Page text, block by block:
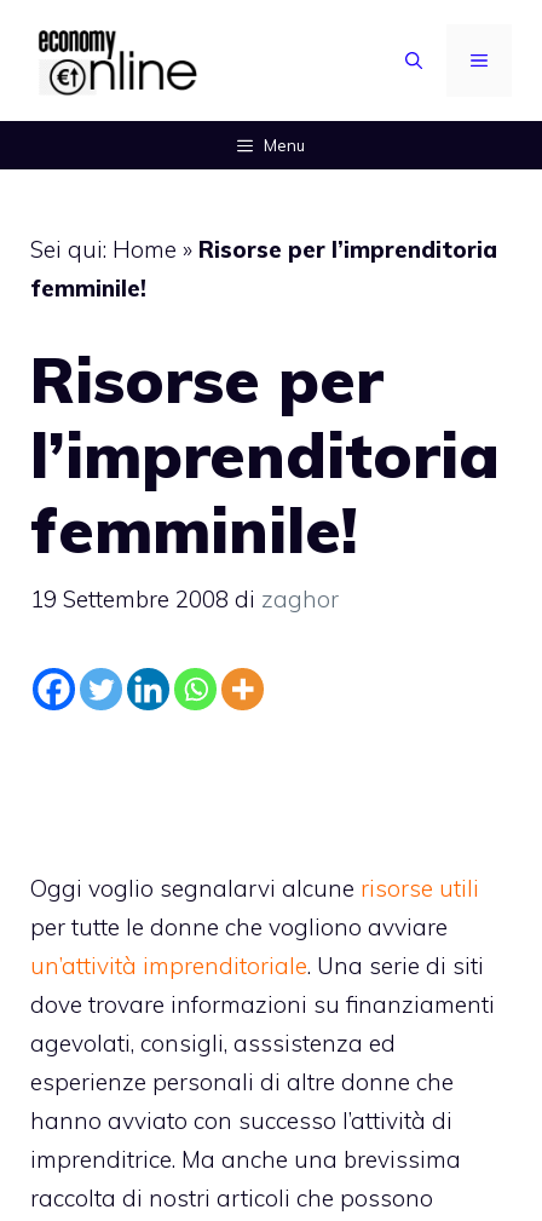
contenuto
MENU
Menu
Sei qui: Home » Risorse per l’imprenditoria
femminile!
Risorse per
l’imprenditoria
femminile!
19 Settembre 2008 di zaghor
Oggi voglio segnalarvi alcune risorse utili
per tutte le donne che vogliono avviare
un’attività imprenditoriale. Una serie di siti
dove trovare informazioni su finanziamenti
agevolati, consigli, asssistenza ed
esperienze personali di altre donne che
hanno avviato con successo l’attività di
imprenditrice. Ma anche una brevissima
raccolta di nostri articoli che possono